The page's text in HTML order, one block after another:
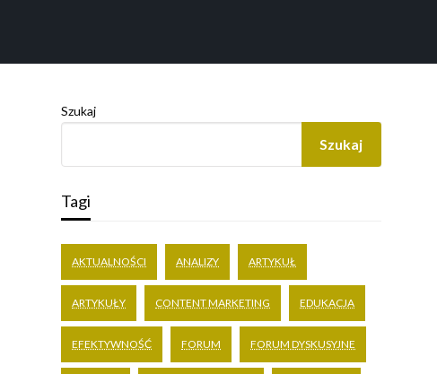
Szukaj
Szukaj
Tagi
AKTUALNOŚCI ANALIZY ARTYKUŁ
ARTYKUŁY CONTENT MARKETING EDUKACJA
EFEKTYWNOŚĆ FORUM FORUM DYSKUSYJNE